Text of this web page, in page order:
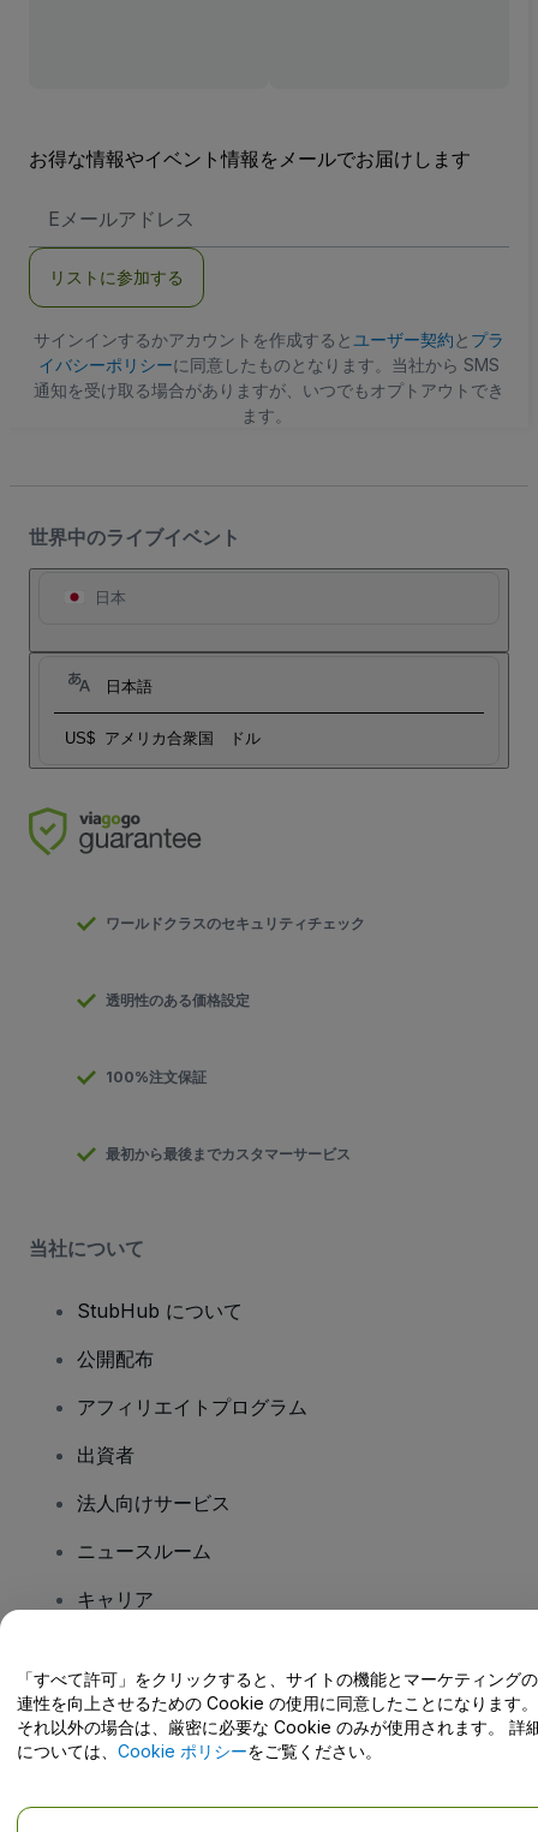
お得な情報やイベント情報をメールでお届けします
メ
ア
ス
リストに参加する
サインインするかアカウントを作成すると ユーザー契約と プラ
イバシーポリシーに同意したものとなります。当社から SMS
通知を受け取る場合がありますが、いつでもオプトアウトでき
ます。
世界中のライブイベント
日本
日本語
US$ アメリカ合衆国 ドル
ワールドクラスのセキュリティチェック
透明性のある価格設定
100%注文保証
最初から最後までカスタマーサービス
当社について
StubHub について
公開配布
アフィリエイトプログラム
出資者
法人向けサービス
ニュースルーム
キャリア
ご質問はありますか?
ヘルプセンター / こちらまでご連絡下さい
「すべて許可」をクリックすると、サイトの機能とマーケティング
連性を向上させるための Cookie の使用に同意したことになります。
それ以外の場合は、厳密に必要な Cookie のみが使用されます。 詳
については、 Cookie ポリシーをご覧ください。